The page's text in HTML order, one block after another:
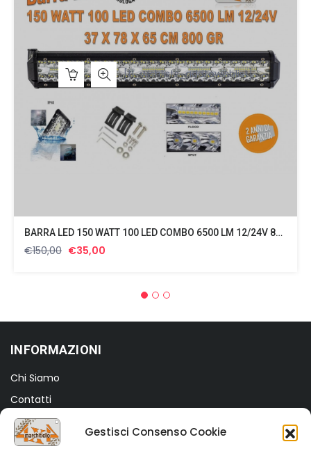
Gestisci Consenso Cookie
[ti_wishlists_addtowishlist]
BARRA LED 150 WATT 100 LED COMBO 6500 LM 12/24V 800 GR
€150,00 Il€35,00
INFORMAZIONI
Chi Siamo
Contatti
Termini e Condizioni
Privacy Policy